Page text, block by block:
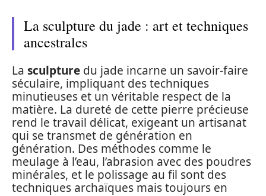
La sculpture du jade : art et techniques
ancestrales
La sculpture du jade incarne un savoir-faire
séculaire, impliquant des techniques
minutieuses et un véritable respect de la
matière. La dureté de cette pierre précieuse
rend le travail délicat, exigeant un artisanat
qui se transmet de génération en
génération. Des méthodes comme le
meulage à l’eau, l’abrasion avec des poudres
minérales, et le polissage au fil sont des
techniques archaïques mais toujours en